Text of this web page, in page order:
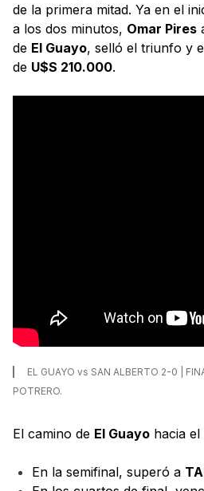
de la primera mitad. Ya en el
a los dos minutos, Omar Pires
de El Guayo, selló el triunfo y
de U$S 210.000.
EL GUAYO vs SAN ALBERTO 2-0 |
POTRERO.
El camino de El Guayo hacia
En la semifinal, superó a